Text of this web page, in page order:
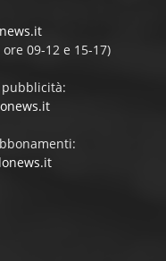
09-12 e 15-17)